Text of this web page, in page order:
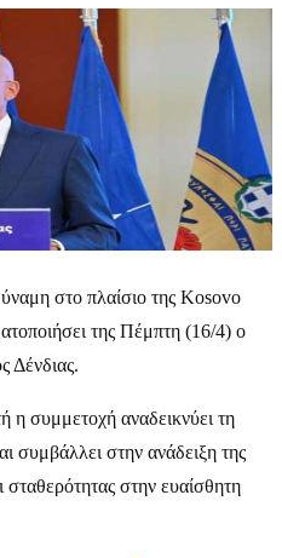
στο πλαίσιο της Kosovo
της Πέμπτη (16/4) ο
Δένδιας.
η συμμετοχή αναδεικνύει τη
συμβάλλει στην ανάδειξη της
στην ευαίσθητη